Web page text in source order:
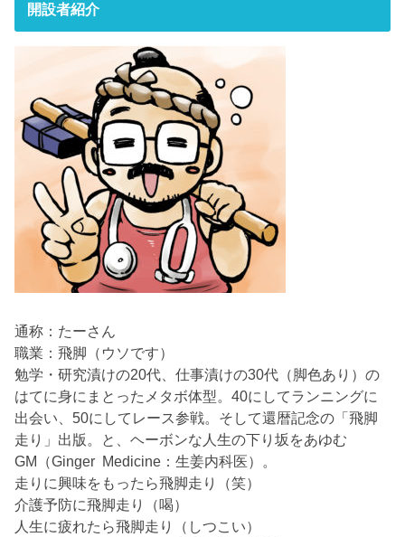
開設者紹介
通称：たーさん
職業：飛脚（ウソです）
勉学・研究漬けの20代、仕事漬けの30代（脚色あり）の
はてに身にまとったメタボ体型。40にしてランニングに
出会い、50にしてレース参戦。そして還暦記念の「飛脚
走り」出版。と、ヘーボンな人生の下り坂をあゆむ
GM（Ginger Medicine：生姜内科医）。
走りに興味をもったら飛脚走り（笑）
介護予防に飛脚走り（喝）
人生に疲れたら飛脚走り（しつこい）